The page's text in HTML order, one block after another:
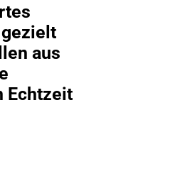
aus
Echtzeit